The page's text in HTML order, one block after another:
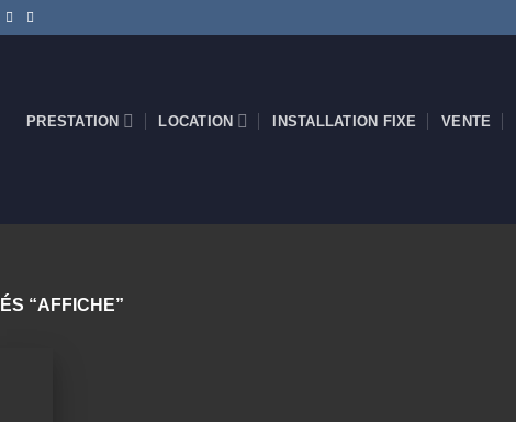
PRESTATION LOCATION INSTALLATION FIXE VENTE
“AFFICHE”